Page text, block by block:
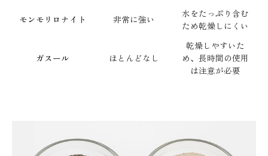
モンモリロナイト 非常に強い
水をたっぷり含む
ため乾燥しにくい
ガスール ほとんどなし
乾燥しやすいた
め、長時間の使用
は注意が必要